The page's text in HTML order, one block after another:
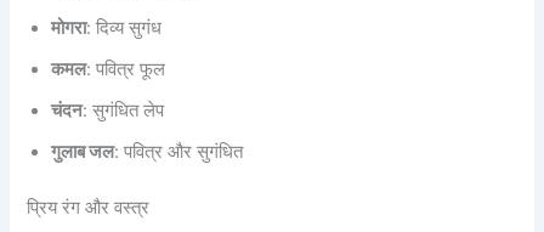
मोगरा: दिव्य सुगंध
कमल: पवित्र फूल
चंदन: सुगंधित लेप
गुलाब जल: पवित्र और सुगंधित
प्रिय रंग और वस्त्र